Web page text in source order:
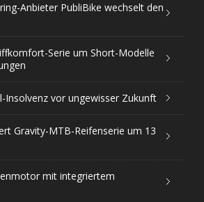
Anbieter PubliBike wechselt den
Serie um Short-Modelle
Insolvenz vor ungewisser Zukunft
Gravity-MTB-Reifenserie um 13
mit integriertem